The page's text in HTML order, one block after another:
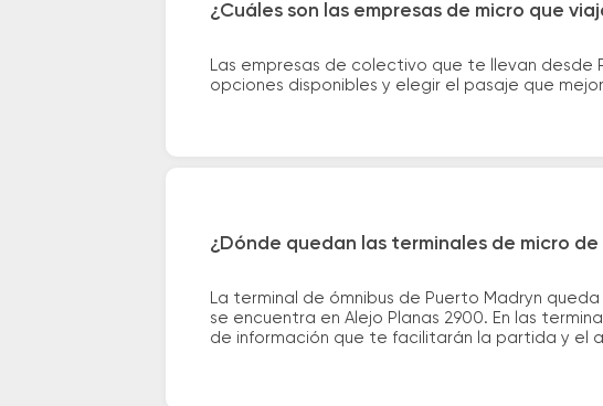
¿Cuáles son las empresas de micro que
Las empresas de colectivo que te llevan desde
opciones disponibles y elegir el pasaje que
¿Dónde quedan las terminales de micro
La terminal de ómnibus de Puerto Madryn
se encuentra en Alejo Planas 2900. En las
de información que te facilitarán la partida y el